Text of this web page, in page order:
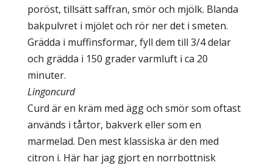
poröst, tillsätt saffran, smör och mjölk. Blanda
bakpulvret i mjölet och rör ner det i smeten.
Grädda i muffinsformar, fyll dem till 3/4 delar
och grädda i 150 grader varmluft i ca 20
minuter.
Lingoncurd
Curd är en kräm med ägg och smör som oftast
används i tårtor, bakverk eller som en
marmelad. Den mest klassiska är den med
citron i. Här har jag gjort en norrbottnisk